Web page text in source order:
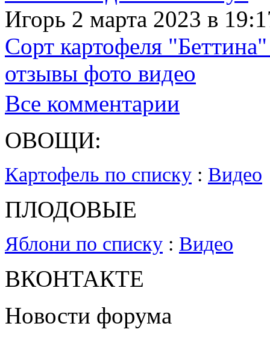
Игорь 2 марта 2023 в
Сорт картофеля
отзывы фото видео
Все комментарии
ОВОЩИ:
Картофель по списку : Видео
ПЛОДОВЫЕ
Яблони по списку : Видео
ВКОНТАКТЕ
Новости форума